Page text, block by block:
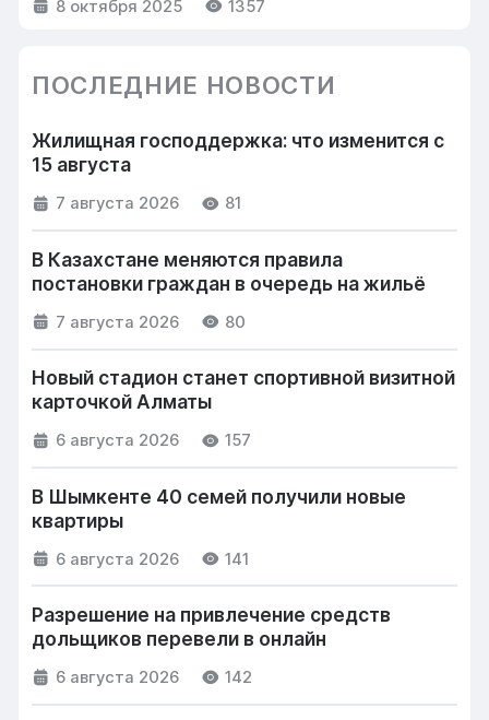
8 октября 2025 1357
ПОСЛЕДНИЕ НОВОСТИ
Жилищная господдержка: что изменится с
15 августа
7 августа 2026 81
В Казахстане меняются правила
постановки граждан в очередь на жильё
7 августа 2026 80
Новый стадион станет спортивной визитной
карточкой Алматы
6 августа 2026 157
В Шымкенте 40 семей получили новые
квартиры
6 августа 2026 141
Разрешение на привлечение средств
дольщиков перевели в онлайн
6 августа 2026 142